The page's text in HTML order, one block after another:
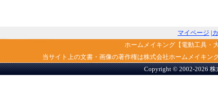
マイページ |
ホームメイキング【電動工具・
当サイト上の文書・画像の著作権は株式会社ホームメイキ
Copyright © 2002-2026